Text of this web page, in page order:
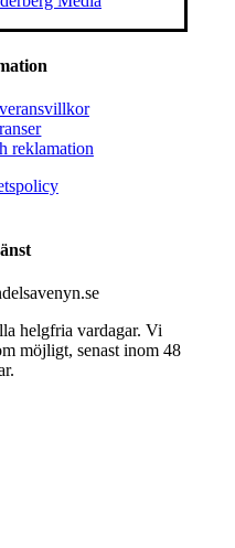
reklamation
helgfria vardagar. Vi
möjligt, senast inom 48